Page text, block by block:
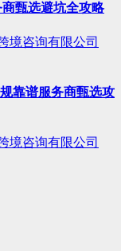
甄选避坑全攻略
境咨询有限公司
靠谱服务商甄选攻
境咨询有限公司